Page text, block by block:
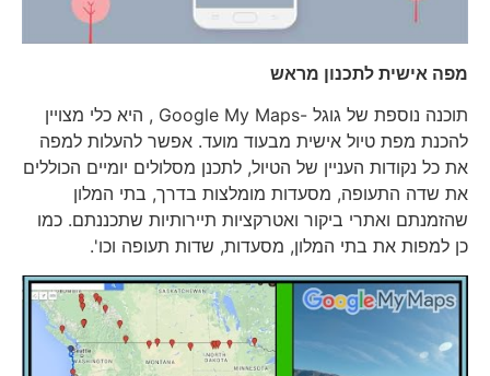
מפה אישית לתכנון מראש
תוכנה נוספת של גוגל -Google My Maps , היא כלי מצויין
להכנת מפת טיול אישית מבעוד מועד. אפשר להעלות למפה
את כל נקודות העניין של הטיול, לתכנן מסלולים יומיים הכוללים
את שדה התעופה, מסעדות מומלצות בדרך, בתי המלון
שהזמנתם ואתרי ביקור ואטרקציות תיירותיות שתכננתם. כמו
כן למפות את בתי המלון, מסעדות, שדות תעופה וכו'.